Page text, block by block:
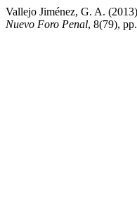
Vallejo Jiménez, G. A.
Nuevo Foro Penal, 8(79),